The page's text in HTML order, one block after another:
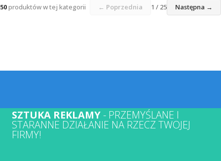
50produktów w tej kategorii ← Poprzednia 1 / 25 Następna →
SZTUKA REKLAMY- PRZEMYŚLANE I
STARANNE DZIAŁANIE NA RZECZ TWOJEJ
FIRMY!